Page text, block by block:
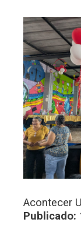
Acontecer
Publicado: